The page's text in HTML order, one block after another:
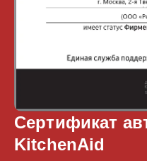
Сертификат
KitchenAid